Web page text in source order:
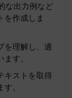
な出力例など
を作成しま
を理解し、適
す。
キストを取得
。